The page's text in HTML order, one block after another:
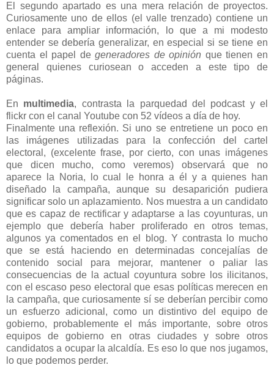
El segundo apartado esuna mera relación de proyectos.
Curiosamente uno de ellos (el valle trenzado) contiene un
enlace para ampliar información, lo que a mi modesto
entender se debería generalizar, en especial si se tiene en
cuenta el papel degeneradores de opinión que tienen en
general quienes curiosean o acceden a este tipo de
páginas.
En multimedia, contrasta la parquedad del podcast y el
flickr con el canal Youtube con 52 vídeos a día de hoy.
Finalmente una reflexión. Si uno se entretiene un poco en
las imágenes utilizadas para la confección del cartel
electoral, (excelente frase, por cierto, con unas imágenes
que dicen mucho, como veremos) observará que no
aparece la Noria, lo cual le honra a él y a quienes han
diseñado la campaña, aunque su desaparición pudiera
significar solo un aplazamiento. Nos muestra a un candidato
que es capaz de rectificar y adaptarse a las coyunturas, un
ejemplo que debería haber proliferado en otros temas,
algunos ya comentados en el blog. Y contrasta lo mucho
que se está haciendo en determinadas concejalías de
contenido social para mejorar, mantener o paliar las
consecuencias de la actual coyuntura sobre los ilicitanos,
con el escaso peso electoral que esas políticas merecen en
la campaña, que curiosamente sí se deberían percibir como
un esfuerzo adicional, como un distintivo del equipo de
gobierno, probablemente el más importante, sobre otros
equipos de gobierno en otras ciudades y sobre otros
candidatos a ocupar la alcaldía. Es eso lo que nos jugamos,
lo que podemos perder.